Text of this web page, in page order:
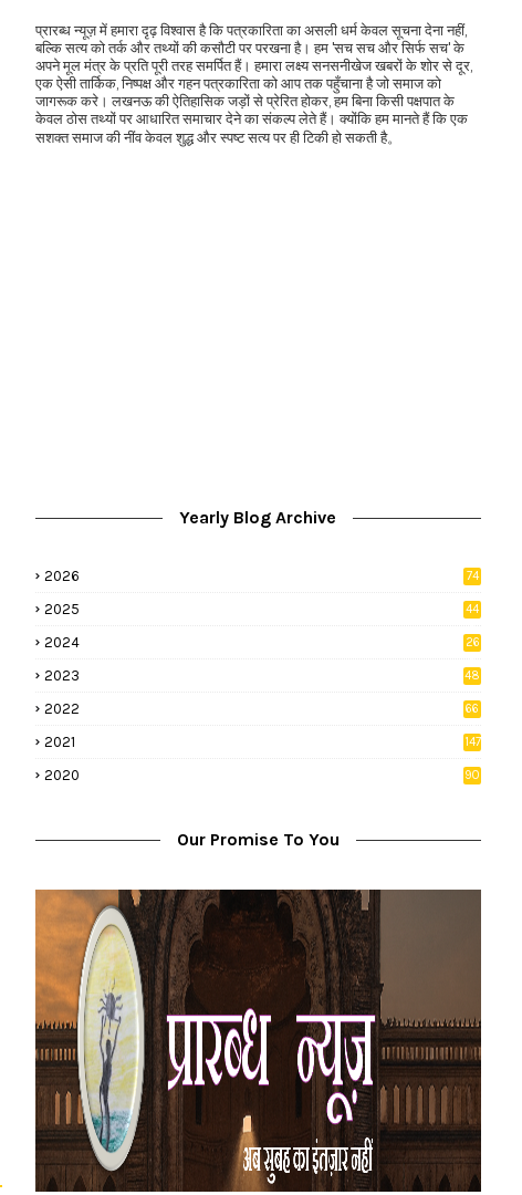
प्रारब्ध न्यूज़ में हमारा दृढ़ विश्वास है कि पत्रकारिता का असली धर्म केवल सूचना देना नहीं,
बल्कि सत्य को तर्क और तथ्यों की कसौटी पर परखना है। हम 'सच सच और सिर्फ सच' के
अपने मूल मंत्र के प्रति पूरी तरह समर्पित हैं। हमारा लक्ष्य सनसनीखेज खबरों के शोर से दूर,
एक ऐसी तार्किक, निष्पक्ष और गहन पत्रकारिता को आप तक पहुँचाना है जो समाज को
जागरूक करे। लखनऊ की ऐतिहासिक जड़ों से प्रेरित होकर, हम बिना किसी पक्षपात के
केवल ठोस तथ्यों पर आधारित समाचार देने का संकल्प लेते हैं। क्योंकि हम मानते हैं कि एक
सशक्त समाज की नींव केवल शुद्ध और स्पष्ट सत्य पर ही टिकी हो सकती है。
Yearly Blog Archive
2026
74
2025
44
2024
26
2023 48
2022
66
2021
147
2020
90
Our Promise To You